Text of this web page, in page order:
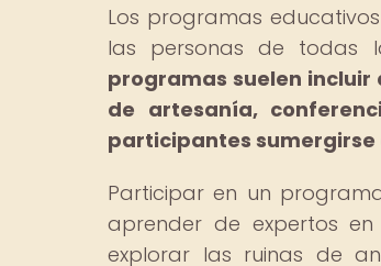
Los programas
las personas de todas
programas suelen
de artesanía,
participantes
Participar en un
aprender de expertos
explorar las ruinas de